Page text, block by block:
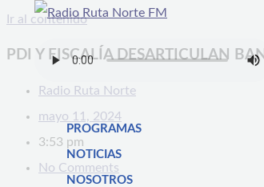
Ir al contenido
PROGRAMAS
NOTICIAS
NOSOTROS
PDI Y FISCALÍA DESARTICULAN
Radio Ruta Norte
mayo 11, 2024
3:53 pm
No Comments